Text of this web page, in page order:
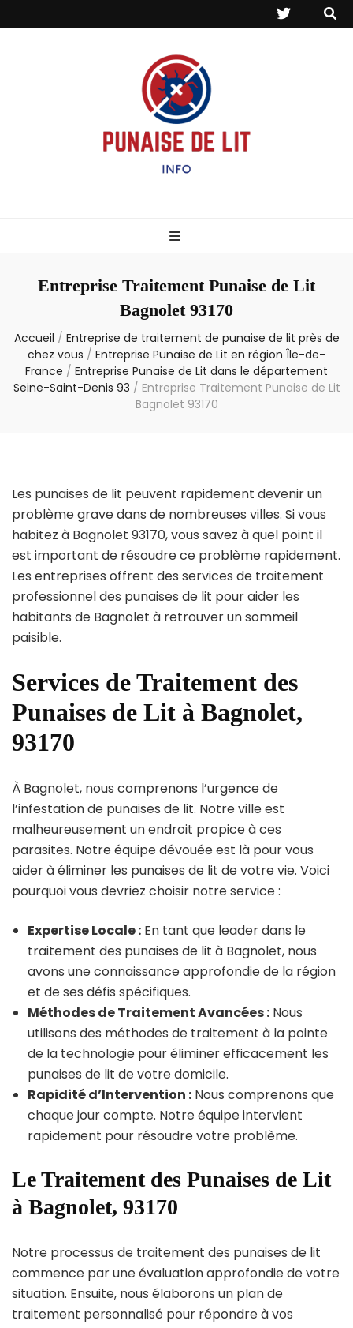
– Info
Entreprise Traitement Punaise de Lit
Bagnolet 93170
Accueil / Entreprise de traitement de punaise de lit près de
chez vous / Entreprise Punaise de Lit en région Île-de-
France / Entreprise Punaise de Lit dans le département
Seine-Saint-Denis 93 / Entreprise Traitement Punaise de Lit
Bagnolet 93170
Les punaises de lit peuvent rapidement devenir un
problème grave dans de nombreuses villes. Si vous
habitez à Bagnolet 93170, vous savez à quel point il
est important de résoudre ce problème rapidement.
Les entreprises offrent des services de traitement
professionnel des punaises de lit pour aider les
habitants de Bagnolet à retrouver un sommeil
paisible.
Services de Traitement des
Punaises de Lit à Bagnolet,
93170
À Bagnolet, nous comprenons l’urgence de
l’infestation de punaises de lit. Notre ville est
malheureusement un endroit propice à ces
parasites. Notre équipe dévouée est là pour vous
aider à éliminer les punaises de lit de votre vie. Voici
pourquoi vous devriez choisir notre service :
Expertise Locale : En tant que leader dans le
traitement des punaises de lit à Bagnolet, nous
avons une connaissance approfondie de la région
et de ses défis spécifiques.
Méthodes de Traitement Avancées : Nous
utilisons des méthodes de traitement à la pointe
de la technologie pour éliminer efficacement les
punaises de lit de votre domicile.
Rapidité d’Intervention : Nous comprenons que
chaque jour compte. Notre équipe intervient
rapidement pour résoudre votre problème.
Le Traitement des Punaises de Lit
à Bagnolet, 93170
Notre processus de traitement des punaises de lit
commence par une évaluation approfondie de votre
situation. Ensuite, nous élaborons un plan de
traitement personnalisé pour répondre à vos